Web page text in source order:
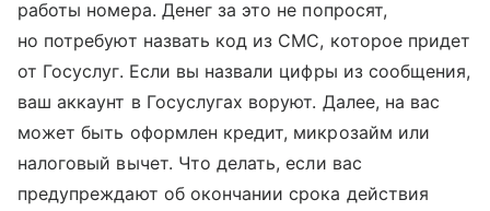
работы номера. Денег за это не попросят,
но потребуют назвать код из СМС, которое придет
от Госуслуг. Если вы назвали цифры из сообщения,
ваш аккаунт в Госуслугах воруют. Далее, на вас
может быть оформлен кредит, микрозайм или
налоговый вычет. Что делать, если вас
предупреждают об окончании срока действия